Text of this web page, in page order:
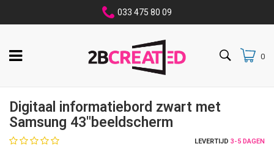
033 475 80 09
0
Digitaal informatiebord zwart met
Samsung 43"beeldscherm
LEVERTIJD 3-5 DAGEN